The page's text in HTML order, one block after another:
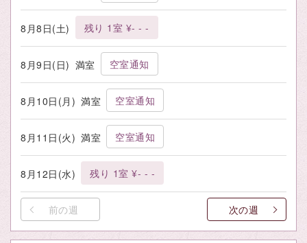
8月8日(土) 残り 1室 ¥- - -
8月9日(日) 満室 空室通知
8月10日(月) 満室 空室通知
8月11日(火) 満室 空室通知
8月12日(水) 残り 1室 ¥- - -
前の週 次の週